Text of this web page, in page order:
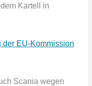
Kartell in
der EU-Kommission
Scania wegen